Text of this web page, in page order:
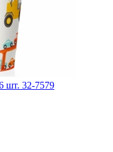
шт. 32-7579